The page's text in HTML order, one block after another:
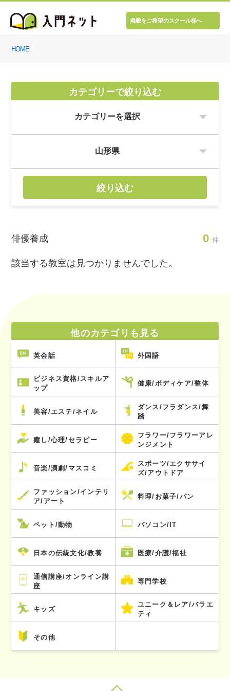
掲載をご希望のスクール様へ
HOME
カテゴリーで絞り込む
絞り込む
俳優養成 0 件
該当する教室は見つかりませんでした。
他のカテゴリも見る
英会話 外国語
ビジネス資格/スキルア
ップ
健康/ボディケア/整体
美容/エステ/ネイル
ダンス/フラダンス/舞
踏
癒し/心理/セラピー
フラワー/フラワーアレ
ンジメント
音楽/演劇/マスコミ
スポーツ/エクササイ
ズ/アウトドア
ファッション/インテリ
ア/アート
料理/お菓子/パン
ペット/動物 パソコン/IT
日本の伝統文化/教養 医療/介護/福祉
通信講座/オンライン講
座
専門学校
キッズ
ユニーク＆レア/バラエ
ティ
その他